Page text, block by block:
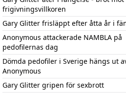
frigivningsvillkoren
Gary Glitter frisläppt efter åtta år i
Anonymous attackerade NAMBLA på
pedofilernas dag
Dömda pedofiler i Sverige hängs ut
Anonymous
Gary Glitter gripen för sexbrott